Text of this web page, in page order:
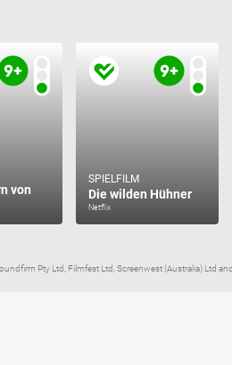
von
SPIELFILM
Die wilden Hühner
Netflix
Pty Ltd, Filmfest Ltd, Screenwest (Australia) Ltd